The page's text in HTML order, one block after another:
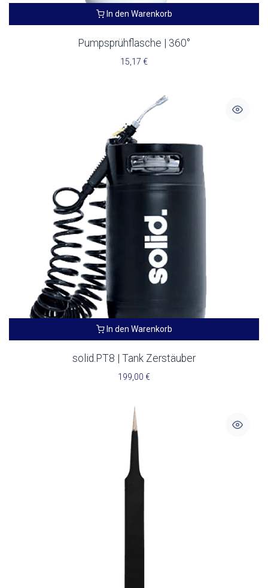
In den Warenkorb
Pumpsprühflasche | 360°
15,17 €
In den Warenkorb
solid.PT8 | Tank Zerstäuber
199,00 €